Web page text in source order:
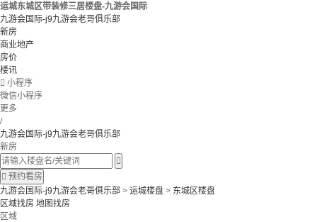
运城东城区带装修三居楼盘-九游会国际
九游会国际-j9九游会老哥俱乐部
新房
商业地产
房价
楼讯
 小程序
微信小程序
更多
/
九游会国际-j9九游会老哥俱乐部
新房

 预约看房
九游会国际-j9九游会老哥俱乐部 > 运城楼盘 > 东城区楼盘
区域找房 地图找房
区域